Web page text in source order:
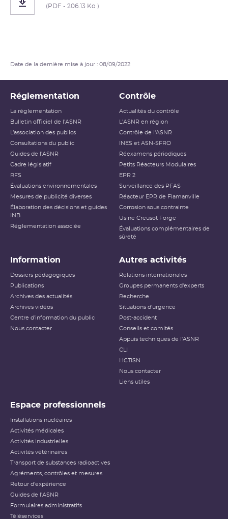
(PDF - 206.13 Ko )
Date de la dernière mise à jour : 08/09/2022
Réglementation
La réglementation
Bulletin officiel de l'ASNR
L’association des publics
Consultations du public
Guides de l'ASNR
Cadre législatif
RFS
Évaluations environnementales
Mesures de publicité diverses
Élaboration des décisions et guides
INB
Réglementation associée
Contrôle
Actualités du contrôle
L'ASNR en région
Contrôle de l'ASNR
INES et ASN-SFRO
Réexamens périodiques
Petits Réacteurs Modulaires
EPR 2
Surveillance des PFAS
Réacteur EPR de Flamanville
Corrosion sous contrainte
Usine Creusot Forge
Évaluations complémentaires de
sûreté
Information
Dossiers pédagogiques
Publications
Archives des actualités
Archives vidéos
Centre d'information du public
Nous contacter
Autres activités
Relations internationales
Groupes permanents d'experts
Recherche
Situations d'urgence
Post-accident
Conseils et comités
Appuis techniques de l'ASNR
CLI
HCTISN
Nous contacter
Liens utiles
Espace professionnels
Installations nucléaires
Activités médicales
Activités industrielles
Activités vétérinaires
Transport de substances radioactives
Agréments, contrôles et mesures
Retour d'expérience
Guides de l'ASNR
Formulaires administratifs
Téléservices